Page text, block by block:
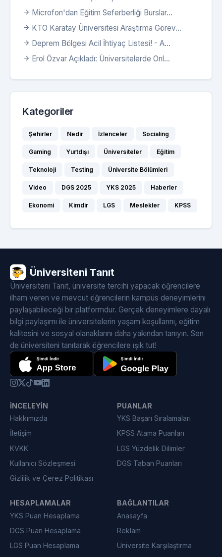
Microfon'dan Eğitim Seferberliği Burslar...
KTO Karatay Üniversitesi Araştırma Görev...
Deprem Bölgesi Acil İhtiyaç Listesi! - A...
Erol Özvar Açıkladı: Üniversitelerde Onl...
Kategoriler
Şehirler Nedir İzlenceler Socialing
Gaming Yurtdışı Üniversiteler Eğitim
Teknoloji Testing Üniversite Bölümleri
Video DGS 2025 YKS 2025 Haberler
Ekonomi Kimdir LGS Meslekler KPSS
Üniversiteni Tanıt
Üniversiteni Tanıt, üniversite tercihi yapacak öğrencilere
ilham veren ve mevcut öğrencilerin kampüs deneyimlerini
paylaşabileceği bir platformdur. Gerçek deneyimlere dayalı
bilgi paylaşımı ile üniversitelerin yaşam koşullarını, eğitim
kalitesini ve sosyal olanaklarını daha yakından tanıyın. Sen
de üniversiteni tanıtarak öğrencilere ışık tut!
İNCELEYIN
Hakkımızda
İletişim
KVKK
Kullanıcı Sözleşmesi
Gizlilik ve Çerez Politikası
PUANLAR
YKS Başarı Sıralamaları
KPSS Atama Puanları
LGS Yüzdelik Dilimler
DGS Taban Puanları
HESAPLAMALAR
YKS Puan Hesaplama
DGS Puan Hesaplama
LGS Puan Hesaplama
BAĞLANTILAR
Anasayfa
Reklam
Üniversite Karşılaştırma